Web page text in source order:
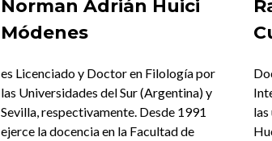
Norman Adrián Huici
Módenes
es Licenciado y Doctor en Filología por
las Universidades del Sur (Argentina) y
Sevilla, respectivamente. Desde 1991
ejerce la docencia en la Facultad de
las